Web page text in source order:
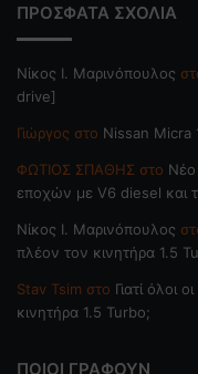
ΠΡΟΣΦΑΤΑ ΣΧΟΛΙΑ
Nίκος Ι. Mαρινόπουλος
drive]
Γιώργος στο Nissan Micra
ΦΩΤΙΟΣ ΣΠΑΘΗΣ στο
εποχών με V6 diesel και
Nίκος Ι. Mαρινόπουλος
πλέον τον κινητήρα 1.5
Stav Tsim στο Γιατί όλοι
κινητήρα 1.5 Turbo;
ΠΟΙΟΙ ΓΡΑΦΟΥΝ